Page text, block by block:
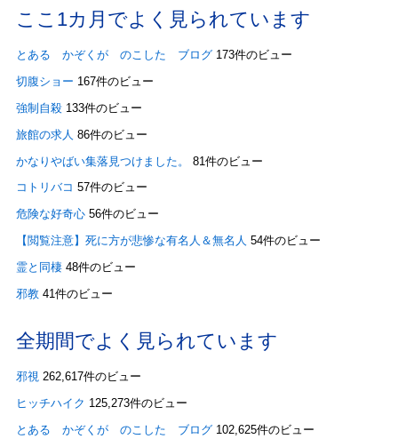
ここ1カ月でよく見られています
とある かぞくが のこした ブログ 173件のビュー
切腹ショー 167件のビュー
強制自殺 133件のビュー
旅館の求人 86件のビュー
かなりやばい集落見つけました。
81件のビュー
コトリバコ 57件のビュー
危険な好奇心 56件のビュー
【閲覧注意】死に方が悲惨な有名人＆無名人 54件のビュー
霊と同棲 48件のビュー
邪教 41件のビュー
全期間でよく見られています
邪視 262,617件のビュー
ヒッチハイク 125,273件のビュー
とある かぞくが のこした ブログ 102,625件のビュー